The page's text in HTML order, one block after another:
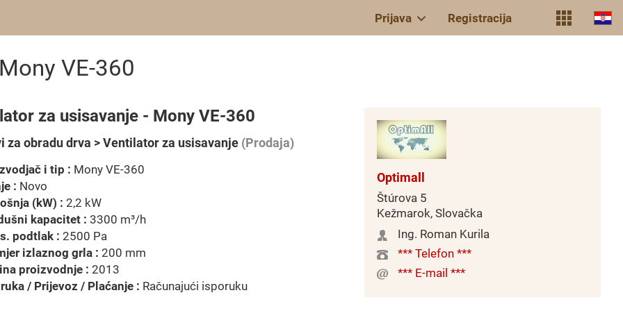
Prijava Registracija
VE-360
za usisavanje - Mony VE-360
za obradu drva > Ventilator za usisavanje (Prodaja)
i tip : Mony VE-360
: Novo
(kW) : 2,2 kW
kapacitet : 3300 m³/h
podtlak : 2500 Pa
izlaznog grla : 200 mm
proizvodnje : 2013
/ Prijevoz / Plaćanje : Računajući isporuku
Optimall
Štúrova 5
Kežmarok, Slovačka
Ing. Roman Kurila
*** Telefon ***
*** E-mail ***